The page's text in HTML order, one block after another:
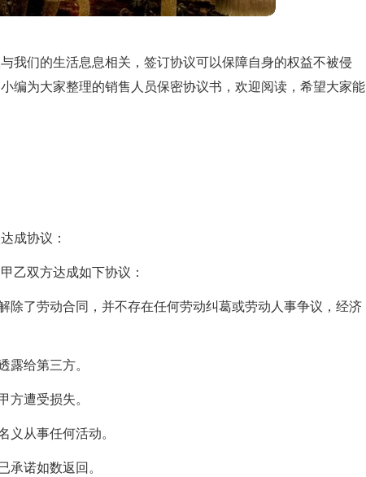
我们的生活息息相关，签订协议可以保障自身的权益不被侵
编为大家整理的销售人员保密协议书，欢迎阅读，希望大家能
成协议：
乙双方达成如下协议：
除了劳动合同，并不存在任何劳动纠葛或劳动人事争议，经济
露给第三方。
方遭受损失。
义从事任何活动。
承诺如数返回。